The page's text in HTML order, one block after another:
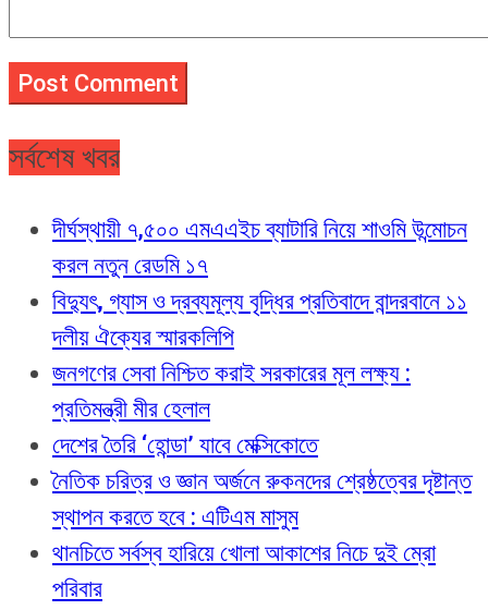
সর্বশেষ খবর
দীর্ঘস্থায়ী ৭,৫০০ এমএএইচ ব্যাটারি নিয়ে শাওমি উন্মোচন
করল নতুন রেডমি ১৭
বিদ্যুৎ, গ্যাস ও দ্রব্যমূল্য বৃদ্ধির প্রতিবাদে বান্দরবানে ১১
দলীয় ঐক্যের স্মারকলিপি
জনগণের সেবা নিশ্চিত করাই সরকারের মূল লক্ষ্য :
প্রতিমন্ত্রী মীর হেলাল
দেশের তৈরি ‘হোন্ডা’ যাবে মেক্সিকোতে
নৈতিক চরিত্র ও জ্ঞান অর্জনে রুকনদের শ্রেষ্ঠত্বের দৃষ্টান্ত
স্থাপন করতে হবে : এটিএম মাসুম
থানচিতে সর্বস্ব হারিয়ে খোলা আকাশের নিচে দুই ম্রো
পরিবার